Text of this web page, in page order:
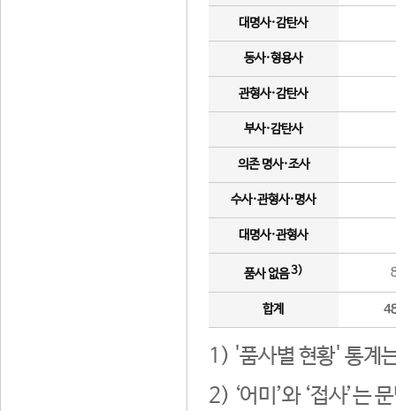
대명사·감탄사
동사·형용사
관형사·감탄사
부사·감탄사
의존 명사·조사
수사·관형사·명사
대명사·관형사
품사 없음3)
합계
1) '품사별 현황' 통계
2) ‘어미’와 ‘접사’는